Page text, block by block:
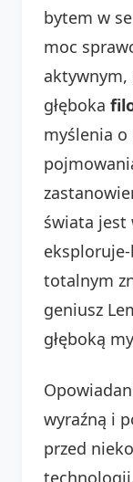
bytem w
moc
aktywnym,
głęboka
myślenia o
świata jest
totalnym
geniusz
głęboką
wyraźną i
przed